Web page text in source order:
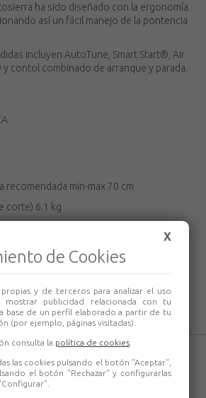
ha sido diseñado con la ergonomía
así un fácil manejo de la pontencia
incluyen AutoTune, Smart Start®, Air
contol combinado de arranque y parada.
recomendada min-max 70 cm
corte) 6.1 kg
X
de Cookies
y de terceros para analizar el uso
publicidad relacionada con tu
base de un perfil elaborado a partir de tu
(por ejemplo, páginas visitadas).
consulta la política de cookies
las cookies pulsando el botón "Aceptar",
el botón "Rechazar" y configurarlas